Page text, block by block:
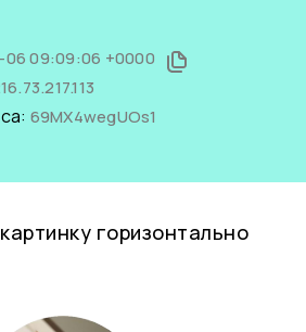
09:09:06 +0000
69MX4wegUOs1
горизонтально